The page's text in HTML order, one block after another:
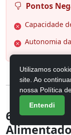
Pontos
Capacidade
Autonomia
6. Hivento
Utilizamos
site. Ao
nossa Política
Entendi